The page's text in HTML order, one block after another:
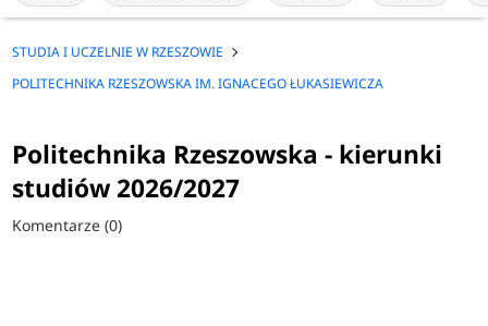
STUDIA I UCZELNIE W RZESZOWIE
POLITECHNIKA RZESZOWSKA IM. IGNACEGO ŁUKASIEWICZA
Politechnika Rzeszowska - kierunki
studiów 2026/2027
Komentarze (0)